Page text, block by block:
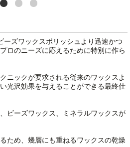
ーズワックスポリッシュより迅速かつ
ロのニーズに応えるために特別に作ら
ニックが要求される従来のワックスよ
光沢効果を与えることができる最終仕
ビーズワックス、ミネラルワックスが
ため、幾層にも重ねるワックスの乾燥